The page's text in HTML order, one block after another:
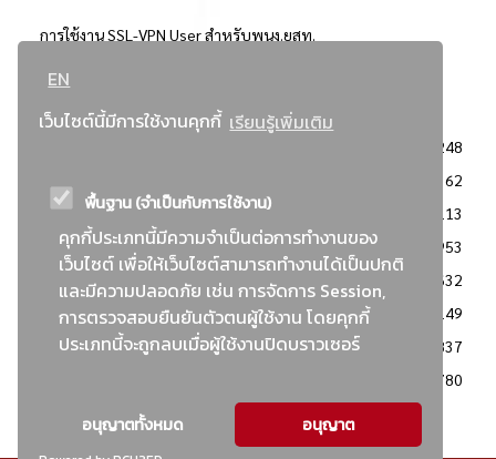
EN
เว็บไซต์นี้มีการใช้งานคุกกี้ เรียนรู้เพิ่มเติม
พื้นฐาน (จำเป็นกับการใช้งาน)
คุกกี้ประเภทนี้มีความจำเป็นต่อการทำงานของ
เว็บไซต์ เพื่อให้เว็บไซต์สามารถทำงานได้เป็นปกติ
และมีความปลอดภัย เช่น การจัดการ Session,
การตรวจสอบยืนยันตัวตนผู้ใช้งาน โดยคุกกี้
ประเภทนี้จะถูกลบเมื่อผู้ใช้งานปิดบราวเซอร์
อนุญาตทั้งหมด อนุญาต
การใช้งาน SSL-VPN User สำหรับพนง.ยสท.
..ยอดนิยม..
3248
2362
: วิธีเฉพาะเจาะจง
2113
ข่าวสาร/ประกาศ
1953
: เอกสารส่งเสริมความโปร่งใสในการจัดซื้อจัดจ้าง
1632
ข่าวสารจัดซื้อจัดจ้าง
1149
: แผนการจัดซื้อจัดจ้าง
837
780